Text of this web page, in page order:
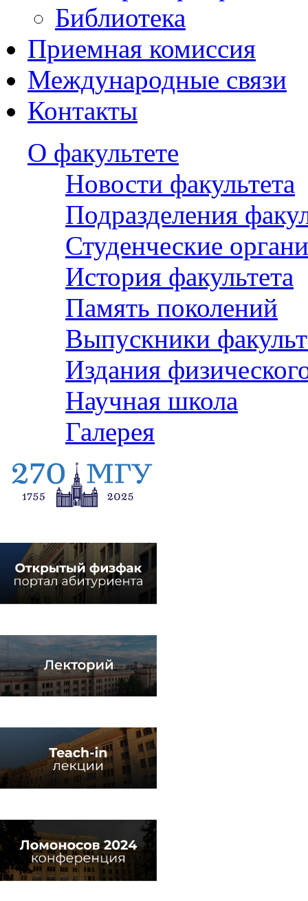
Библиотека
Приемная комиссия
Международные связи
Контакты
О факультете
Новости факультета
Подразделения
Студенческие
История факультета
Память поколений
Выпускники
Издания
Научная школа
Галерея